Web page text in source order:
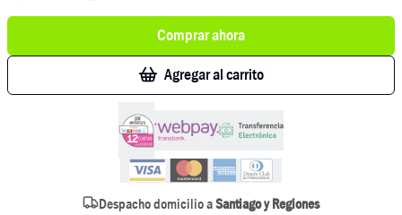
Comprar ahora
Agregar al carrito
Despacho domicilio aSantiago y Regiones